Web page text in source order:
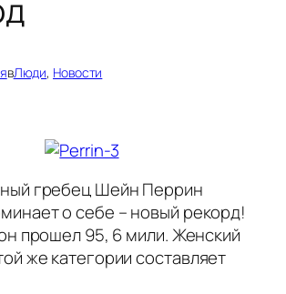
вЛюди, Новости
гребец Шейн Перрин
о себе – новый рекорд!
прошел 95, 6 мили. Женский
же категории составляет